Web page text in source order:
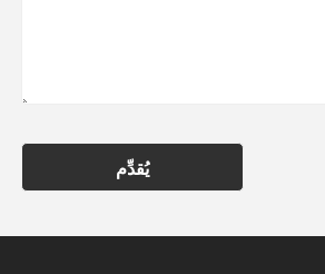
يُقدِّم